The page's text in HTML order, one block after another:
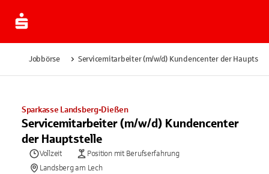
Jobbörse Servicemitarbeiter (m/w/d) Kundencenter der
Sparkasse Landsberg-Dießen
Servicemitarbeiter (m/w/d) Kundencenter
der Hauptstelle
Vollzeit
Position mit Berufserfahrung
Landsberg am Lech